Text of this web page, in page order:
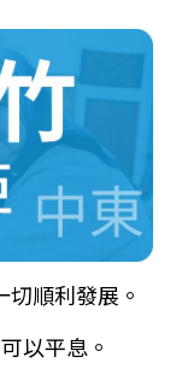
順利發展。
以平息。